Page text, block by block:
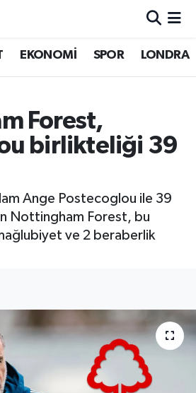
EKONOMİ SPOR LONDRA
Forest,
birlikteliği 39
Ange Postecoglou ile 39
Nottingham Forest, bu
ve 2 beraberlik